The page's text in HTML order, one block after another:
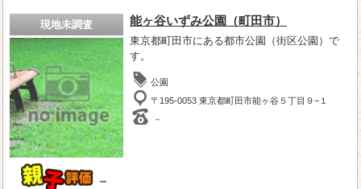
現地未調査
－
能ヶ谷いずみ公園（町田市）
東京都町田市にある都市公園（街区公園）で
す。
公園
〒195-0053 東京都町田市能ヶ谷５丁目９−１
－